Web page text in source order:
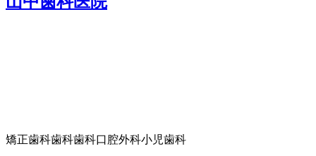
矯正歯科歯科歯科口腔外科小児歯科